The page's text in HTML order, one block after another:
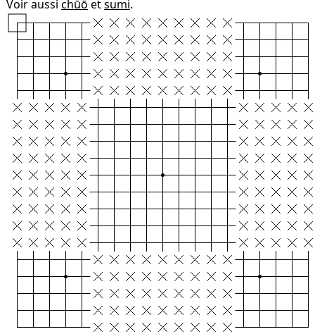
Voir aussi chūō etsumi.